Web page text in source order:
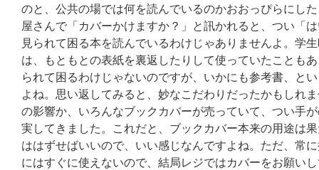
のと、公共の場では何を読んでいるのかおおっぴらにし
屋さんで「カバーかけますか？」と訊かれると、つい「
見られて困る本を読んでいるわけじゃありませんよ。学
は、もともとの表紙を裏返したりして使っていたことも
られて困るわけじゃないのですが、いかにも参考書、と
よね。思い返してみると、妙なこだわりだったかもしれ
の影響か、いろんなブックカバーが売っていて、つい手
実してきました。これだと、ブックカバー本来の用途は
ははずせばいいので、いい感じなんですよね。ただ、常
にはすぐに使えないので、結局レジではカバーをお願い